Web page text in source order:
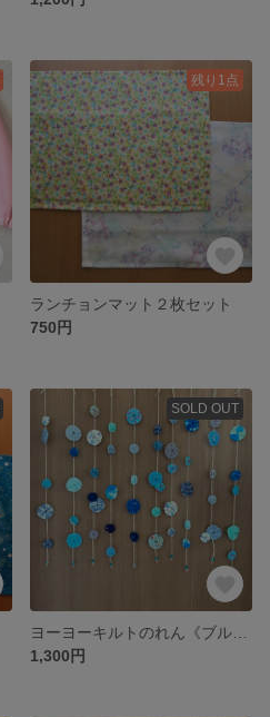
残り1点
ランチョンマット２枚セット
750円
SOLD OUT
1,300円